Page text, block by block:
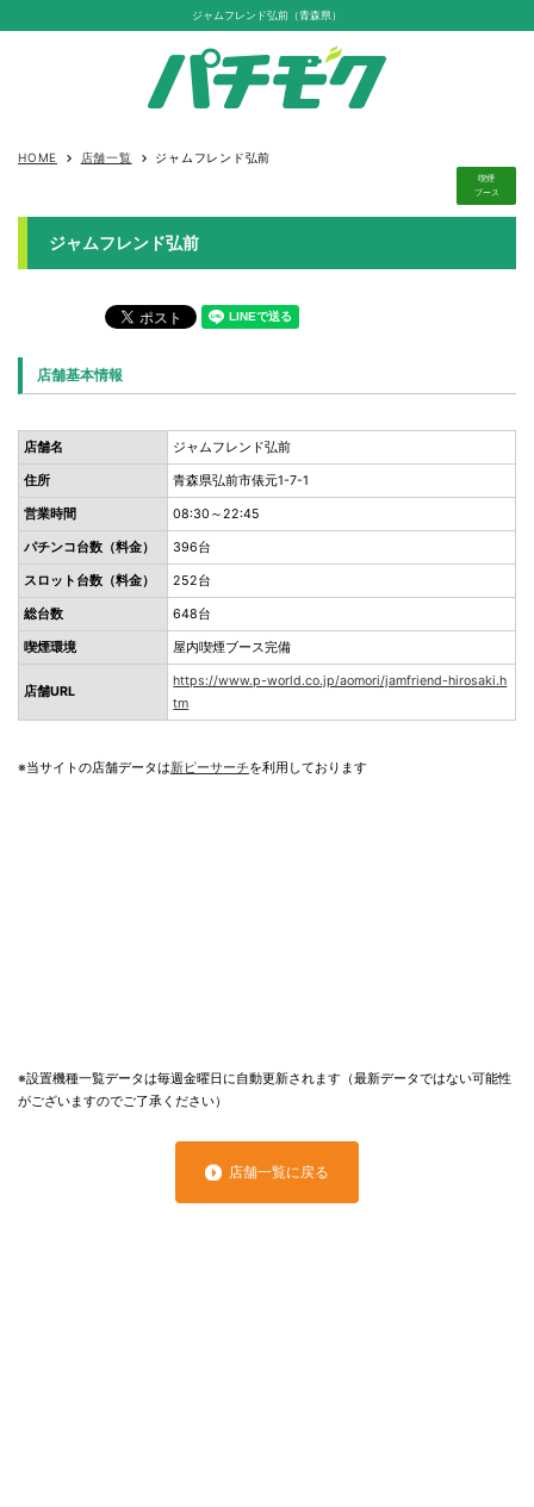
ジャムフレンド弘前（青森県）
HOME keyboard_arrow_right 店舗一覧 keyboard_arrow_right ジャムフレンド弘前
喫煙
ブース
ジャムフレンド弘前
店舗基本情報
店舗名 ジャムフレンド弘前
住所 青森県弘前市俵元1-7-1
営業時間 08:30～22:45
パチンコ台数（料金） 396台
スロット台数（料金） 252台
総台数 648台
喫煙環境 屋内喫煙ブース完備
店舗URL
https://www.p-world.co.jp/aomori/jamfriend-hirosaki.h
tm
※当サイトの店舗データは新ピーサーチを利用しております
※設置機種一覧データは毎週金曜日に自動更新されます（最新データではない可能性
がございますのでご了承ください）
店舗一覧に戻る